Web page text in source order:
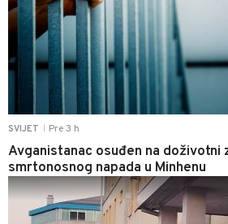
SVIJET Pre 3 h
Avganistanac osuđen na doživotni
smrtonosnog napada u Minhenu